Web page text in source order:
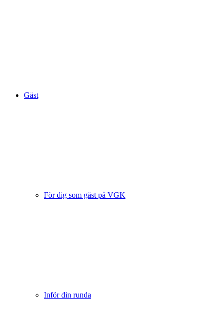
Gäst
För dig som gäst på VGK
Inför din runda